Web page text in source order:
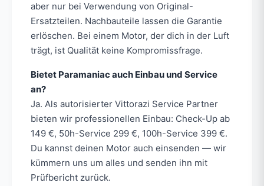
aber nur bei Verwendung von Original-
Ersatzteilen. Nachbauteile lassen die Garantie
erlöschen. Bei einem Motor, der dich in der Luft
trägt, ist Qualität keine Kompromissfrage.
Bietet Paramaniac auch Einbau und Service
an?
Ja. Als autorisierter Vittorazi Service Partner
bieten wir professionellen Einbau: Check-Up ab
149 €, 50h-Service 299 €, 100h-Service 399 €.
Du kannst deinen Motor auch einsenden — wir
kümmern uns um alles und senden ihn mit
Prüfbericht zurück.